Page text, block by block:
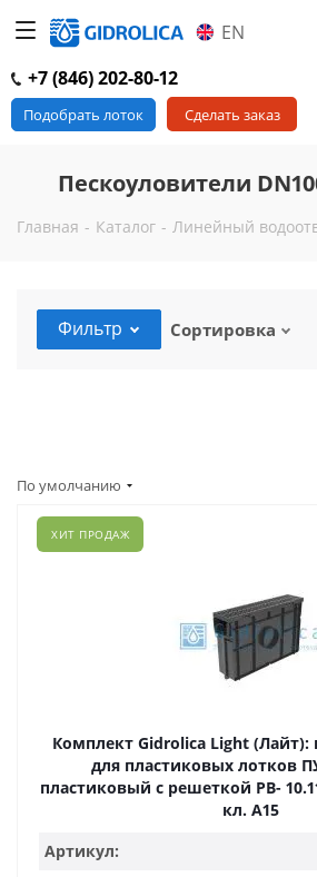
EN
+7 (846) 202-80-12
Подобрать лоток Сделать заказ
Пескоуловители
Главная - Каталог - Линейный
Фильтр Сортировка
По умолчанию
ХИТ ПРОДАЖ
Комплект Gidrolica Light (Лайт):
для пластиковых лотков
пластиковый с решеткой РВ- 10.11.50 пластиковой,
кл. A15
Артикул: